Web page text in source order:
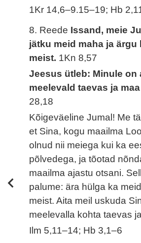
1Kr 14,6–9.15–19; Hb
8. Reede Issand, meie
jätku meid maha ja ärgu
meist. 1Kn 8,57
Jeesus ütleb: Minule on
meelevald taevas ja
28,18
Kõigeväeline Jumal! Me
et Sina, kogu maailma
olnud nii meiega kui ka
põlvedega, ja tõotad
maailma ajastu otsani.
palume: ära hülga ka
meist. Aita meil uskuda
meelevalla kohta taevas
Ilm 5,11–14; Hb 3,1–6